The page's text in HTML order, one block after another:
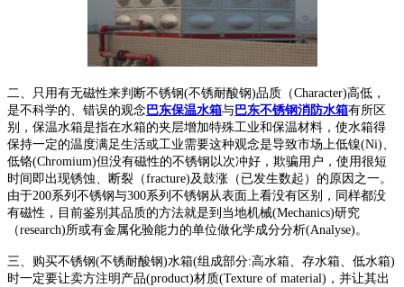
二、只用有无磁性来判断不锈钢(不锈耐酸钢)品质（Character)高低，
是不科学的、错误的观念 巴东保温水箱与 巴东不锈钢消防水箱有所区
别，保温水箱是指在水箱的夹层增加特殊工业和保温材料，使水箱得
保持一定的温度满足生活或工业需要这种观念是导致市场上低镍(Ni)、
低铬(Chromium)但没有磁性的不锈钢以次冲好，欺骗用户，使用很短
时间即出现锈蚀、断裂（fracture)及鼓涨（已发生数起）的原因之一。
由于200系列不锈钢与300系列不锈钢从表面上看没有区别，同样都没
有磁性，目前鉴别其品质的方法就是到当地机械(Mechanics)研究
（research)所或有金属化验能力的单位做化学成分分析(Analyse)。
三、购买不锈钢(不锈耐酸钢)水箱(组成部分:高水箱、存水箱、低水箱)
时一定要让卖方注明产品(product)材质(Texture of material)，并让其出